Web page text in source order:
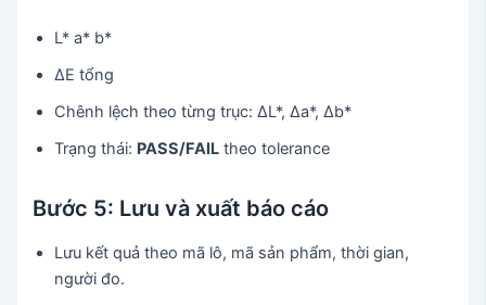
L* a* b*
ΔE tổng
Chênh lệch theo từng trục: ΔL*, Δa*, Δb*
Trạng thái: PASS/FAIL theo tolerance
Bước 5: Lưu và xuất báo cáo
Lưu kết quả theo mã lô, mã sản phẩm, thời gian,
người đo.